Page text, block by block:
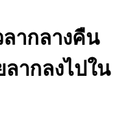
ลากลางคืน
ลากลงไปใน